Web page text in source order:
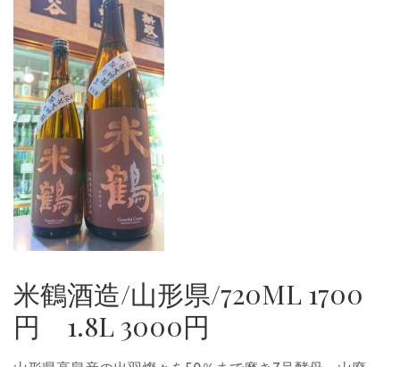
米鶴酒造/山形県/720ML 1700
円 1.8L 3000円